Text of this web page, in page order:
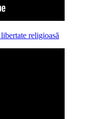
religioasă